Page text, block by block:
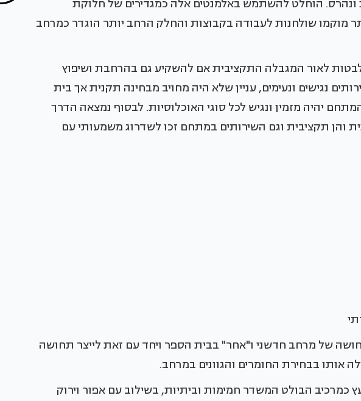
ונהרס. הוחלט להשתמש באלמנטים אלה כמגדירים של חלוקת
מוקמו שולחנות לעבודה בקבוצות והחלק הרחב יותר הוגדר כמרחב
לאור המגבלה התקציבית אם להשקיע גם בהרחבת ושיפוץ
נגישים ונעימים, עניין שלא היה מחויב מבחינה תקנית אך בית
יהיה מזמין ונגיש לכל סוגי האוכלוסיות. לבסוף נמצאה הדרך
והן תקציבית וגם השירותים במתחם זכו לשדרוג משמעותי עם
של מרחב חדשני ו"אחר" בבית הספר ויחד עם זאת לייצר תחושה
אותו בבחירת החומרים והגוונים במרחב.
כמרכיב הבולט המשדר חמימות וביתיות, בשילוב עם אפור וירוק